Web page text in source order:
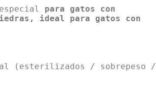
para gatos con
ideal para gatos con
(esterilizados / sobrepeso /